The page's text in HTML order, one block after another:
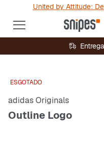
United by Attitude:
ESGOTADO
adidas Originals
Outline Logo